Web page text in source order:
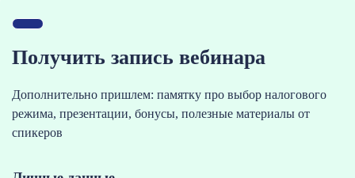
Получить запись вебинара
Дополнительно пришлем: памятку про выбор налогового
режима, презентации, бонусы, полезные материалы от
спикеров